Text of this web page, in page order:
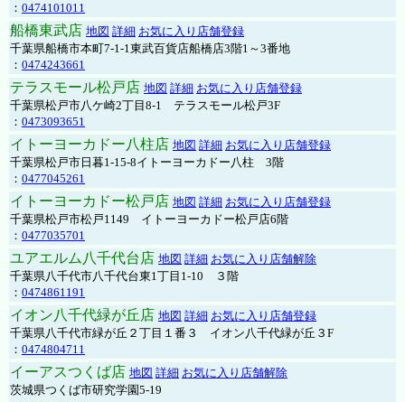
： 0474101011
船橋東武店 地図 詳細 お気に入り店舗登録
千葉県船橋市本町7-1-1東武百貨店船橋店3階1～3番地
： 0474243661
テラスモール松戸店 地図 詳細 お気に入り店舗登録
千葉県松戸市八ケ崎2丁目8-1 テラスモール松戸3F
： 0473093651
イトーヨーカドー八柱店 地図 詳細 お気に入り店舗登録
千葉県松戸市日暮1-15-8イトーヨーカドー八柱 3階
： 0477045261
イトーヨーカドー松戸店 地図 詳細 お気に入り店舗登録
千葉県松戸市松戸1149 イトーヨーカドー松戸店6階
： 0477035701
ユアエルム八千代台店 地図 詳細 お気に入り店舗解除
千葉県八千代市八千代台東1丁目1-10 ３階
： 0474861191
イオン八千代緑が丘店 地図 詳細 お気に入り店舗登録
千葉県八千代市緑が丘２丁目１番３ イオン八千代緑が丘３F
： 0474804711
イーアスつくば店 地図 詳細 お気に入り店舗解除
茨城県つくば市研究学園5-19